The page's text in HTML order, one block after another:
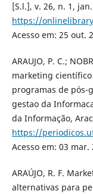
[S.l.], v. 26, n. 1,
https://
Acesso em: 25 out.
ARAUJO, P. C.;
marketing
programas de pós-
gestao da
da Informação,
https://
Acesso em: 03 mar.
ARAÚJO, R. F.
alternativas para